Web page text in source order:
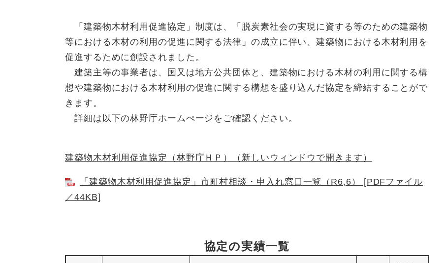
「建築物木材利用促進協定」制度は、「脱炭素社会の実現に資する等のための建築物
等における木材の利用の促進に関する法律」の成立に伴い、建築物における木材利用を
促進するために創設されました。
建築主等の事業者は、国又は地方公共団体と、建築物における木材の利用に関する構
想や建築物における木材利用の促進に関する構想を盛り込んだ協定を締結することがで
きます。
詳細は以下の林野庁ホームぺージをご確認ください。
建築物木材利用促進協定（林野庁ＨＰ）（新しいウィンドウで開きます）
「建築物木材利用促進協定」市町村相談・申入れ窓口一覧（R6,6） [PDFファイル
／44KB]
協定の実績一覧